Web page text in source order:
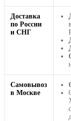
Доставка
по России
и СНГ
Самовывоз
в Москве